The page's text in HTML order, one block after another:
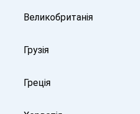
Великобританія
Грузія
Греція